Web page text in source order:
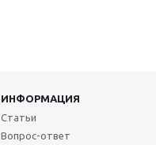
ИНФОРМАЦИЯ
Статьи
Вопрос-ответ